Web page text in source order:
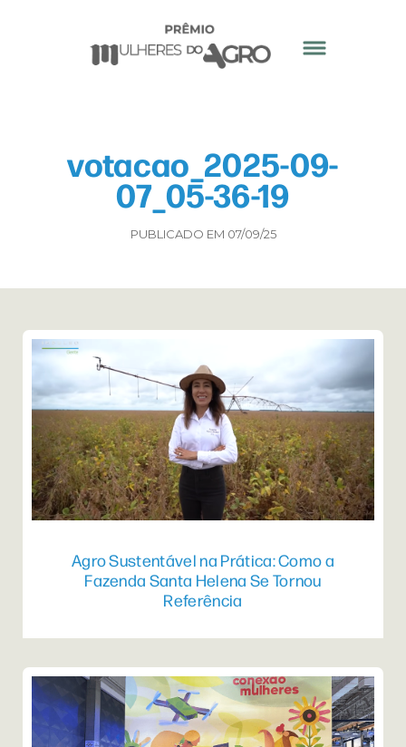
votacao_2025-09-
07_05-36-19
PUBLICADO EM 07/09/25
Agro Sustentável na Prática: Como a
Fazenda Santa Helena Se Tornou
Referência